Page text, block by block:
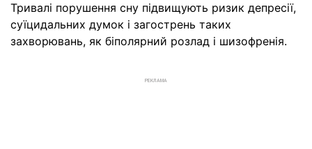
Тривалі порушення сну підвищують ризик депресії,
суїцидальних думок і загострень таких
захворювань, як біполярний розлад і шизофренія.
РЕКЛАМА